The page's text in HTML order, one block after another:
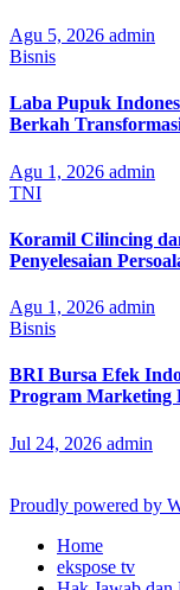
Agu 5, 2026 admin
Bisnis
Laba Pupuk
Berkah
Agu 1, 2026 admin
TNI
Koramil Cilincing
Penyelesaian
Agu 1, 2026 admin
Bisnis
BRI Bursa Efek
Program Marketing
Jul 24, 2026 admin
Proudly powered by
Home
ekspose tv